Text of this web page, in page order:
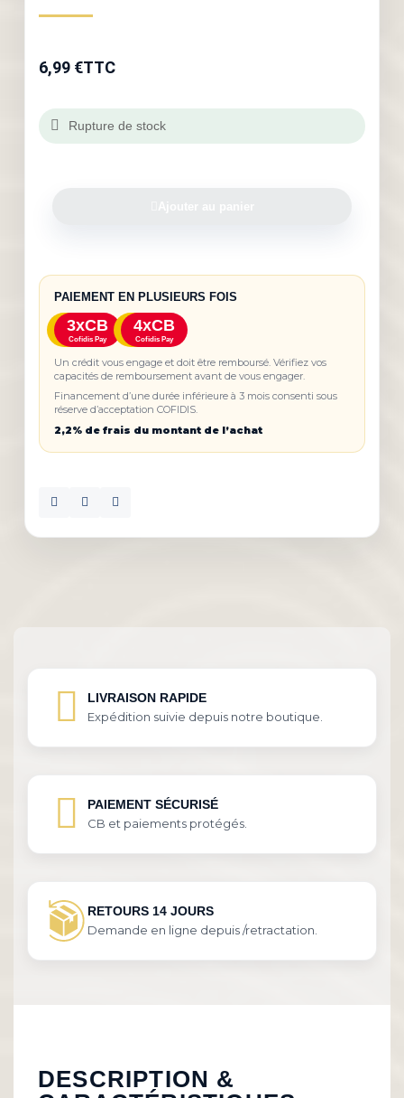
6,99 €TTC
Rupture de stock
PAIEMENT EN PLUSIEURS FOIS
3xCB
Cofidis Pay
4xCB
Cofidis Pay
Un crédit vous engage et doit être remboursé. Vérifiez vos
capacités de remboursement avant de vous engager.
Financement d’une durée inférieure à 3 mois consenti sous
réserve d’acceptation COFIDIS.
2,2% de frais du montant de l’achat
LIVRAISON RAPIDE
Expédition suivie depuis notre boutique.
PAIEMENT SÉCURISÉ
CB et paiements protégés.
RETOURS 14 JOURS
Demande en ligne depuis /retractation.
DESCRIPTION &